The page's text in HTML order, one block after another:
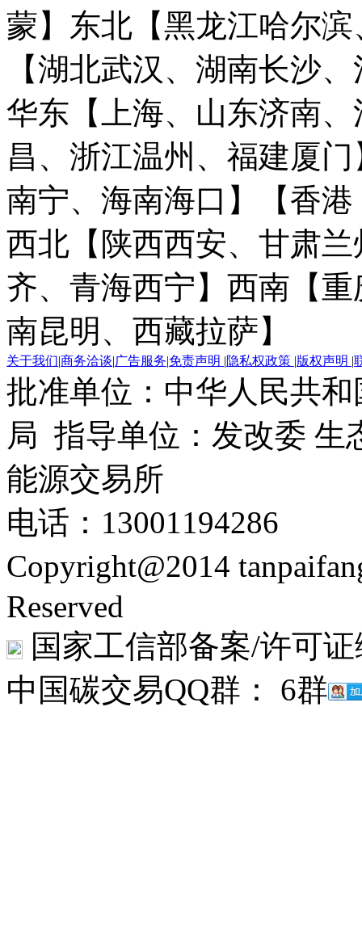
蒙】 东北【黑龙江哈尔
【湖北武汉、湖南长沙
华东【上海、山东济南
昌、浙江温州、福建厦门
南宁、海南海口】
【香
西北【陕西西安、甘肃
齐、青海西宁】 西南【
南昆明、西藏拉萨】
关于我们|商务洽谈|广告服务|免责声明 |隐私权政策 |版权声明 |
批准单位：中华人民共
局 指导单位：发改委 生
能源交易所
电话：13001194286
Copyright@2014
Reserved
国家工信部备案/许可
中国碳交易QQ群： 6群